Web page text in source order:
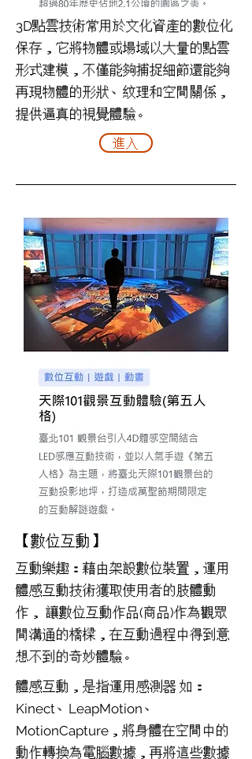
3D點雲技術常用於文化資產的數位化
保存，它將物體或場域以大量的點雲
形式建模，不僅能夠捕捉細節還能夠
再現物體的形狀、紋理和空間關係，
提供逼真的視覺體驗。
進入
【數位互動】
互動樂趣：藉由架設數位裝置，運用
體感互動技術獲取使用者的肢體動
作， 讓數位互動作品(商品)作為觀眾
間溝通的橋樑，在互動過程中得到意
想不到的奇妙體驗。
體感互動，是指運用感測器 如：
Kinect、LeapMotion、
MotionCapture，將身體在空間中的
動作轉換為電腦數據，再將這些數據